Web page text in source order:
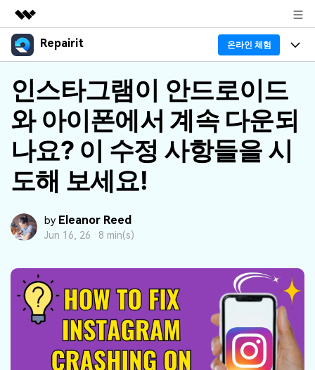
주요 제품
유틸리티
비즈니스
개요
솔루션
회사 소개
뉴스룸
플랜 및 가격
도움말 센터
Repairit 온라인 체험
프로그램
리페어릿
크로스 플랫폼 AI 복원 및 향상 도구
Repairit -- 이메일
Outlook 이메일 복구 솔루션
무료 체험하기
기능
기본 기능
AI 보정
Repairit 소개
손상된 파일 복구 전문가
활용 & 가이드
활용 팁
데이터 복구 사례
외장 저장장치 복구
PC 복구
기타 복구
Repairit
인공지능 기반 영상, 사진, 문서 및 오디오 파일의 복
원 전문가
로그인
인스타그램이 안드로이드
와 아이폰에서 계속 다운되
나요? 이 수정 사항들을 시
도해 보세요!
by Eleanor Reed
Jun 16, 26 · 8 min(s)